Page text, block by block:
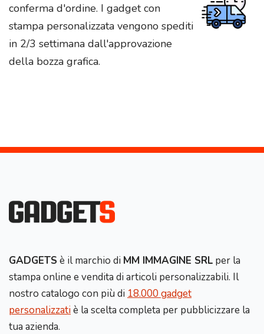
conferma d'ordine. I gadget con
stampa personalizzata vengono spediti
in 2/3 settimana dall'approvazione
della bozza grafica.
GADGETS è il marchio di MM IMMAGINE SRL per la
stampa online e vendita di articoli personalizzabili. Il
nostro catalogo con più di 18.000 gadget
personalizzatiè la scelta completa per pubblicizzare la
tua azienda.